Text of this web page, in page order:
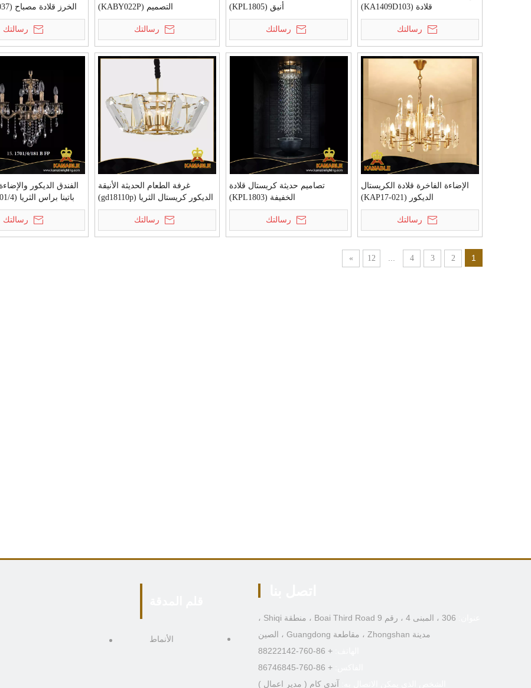
قلادة (KA1409D103)
رسالتك
أنيق (KPL1805)
رسالتك
التصميم (KABY022P)
رسالتك
الخرز قلادة مصباح (KAP17-037)
رسالتك
الإضاءة الفاخرة قلادة الكريستال
الديكور (KAP17-021)
رسالتك
تصاميم حديثة كريستال قلادة
الخفيفة (KPL1803)
رسالتك
غرفة الطعام الحديثة الأنيقة
الديكور كريستال الثريا (gd18110p)
رسالتك
الفندق الديكور
رسالتك
1
2
3
4
12
»
306 ، المبنى 4 ، رقم 9 Boai Third Road ، منطقة Shiqi ،
مدينة Zhongshan ، مقاطعة Guangdong ، الصين
+ 86-760-88222142
+ 86-760-86746845
آندي كام ( مدير اعمال )
الأنماط